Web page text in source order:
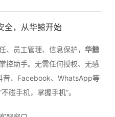
全，从华鲸开始
、员工管理、信息保护， 华鲸
控助手。无需任何授权、无感
音、Facebook、WhatsApp等
碰手机，掌握手机”。